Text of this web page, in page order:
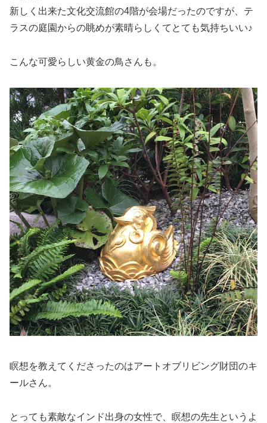
新しく出来た文化交流館の4階が会場だったのですが、テ
ラスの庭園からの眺めが素晴らしくてとても気持ちいい♪
こんな可愛らしい黄金の鳥さんも。
瞑想を教えてくださったのはアートオブリビング財団のキ
ールさん。
とっても素敵なインド出身の女性で、瞑想の先生というよ